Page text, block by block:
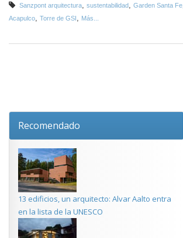
Sanzpont arquitectura sustentabilidad Garden Santa Fe
Acapulco
Torre de GSI Más...
Recomendado
13 edificios, un arquitecto: Alvar Aalto entra
en la lista de la UNESCO